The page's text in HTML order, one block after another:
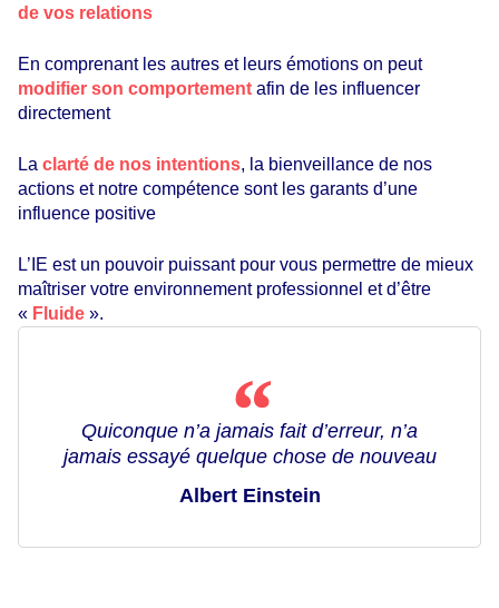
de vos relations
En comprenant les autres et leurs émotions on peut
modifier son comportement afin de les influencer
directement
La clarté de nos intentions, la bienveillance de nos
actions et notre compétence sont les garants d’une
influence positive
L’IE est un pouvoir puissant pour vous permettre de mieux
maîtriser votre environnement professionnel et d’être
« Fluide ».
Quiconque n’a jamais fait d’erreur, n’a
jamais essayé quelque chose de nouveau
Albert Einstein